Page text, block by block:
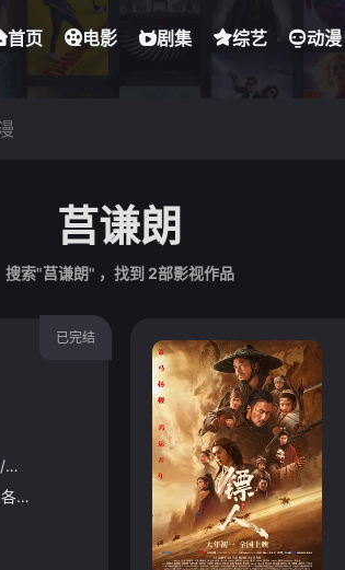
首页 电影 剧集 综艺 动漫
莒谦朗
搜索"莒谦朗" ，找到 2部影视作品
已完结
/ 此沙 梁家辉 张晋 / 惠英红 / 张译
一趟特殊的押镖任务，打破了大漠的平静，各方入局，甚至搅动了天下风云……大漠镖客刀马受恩人莫族长委托护送神秘人知世郎回长安，遭到暴乱的胡商家族的倾力围剿，莫族长殒命维护刀马多年前曾冒死救下罪臣家孤婴小七的左骁骑卫身份，全然因为知世郎告诉了他小七和刀马的神秘宿命。